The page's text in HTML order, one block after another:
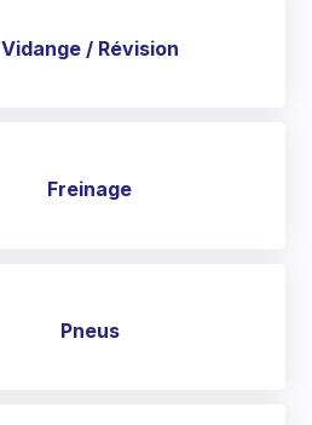
Vidange / Révision
Freinage
Pneus